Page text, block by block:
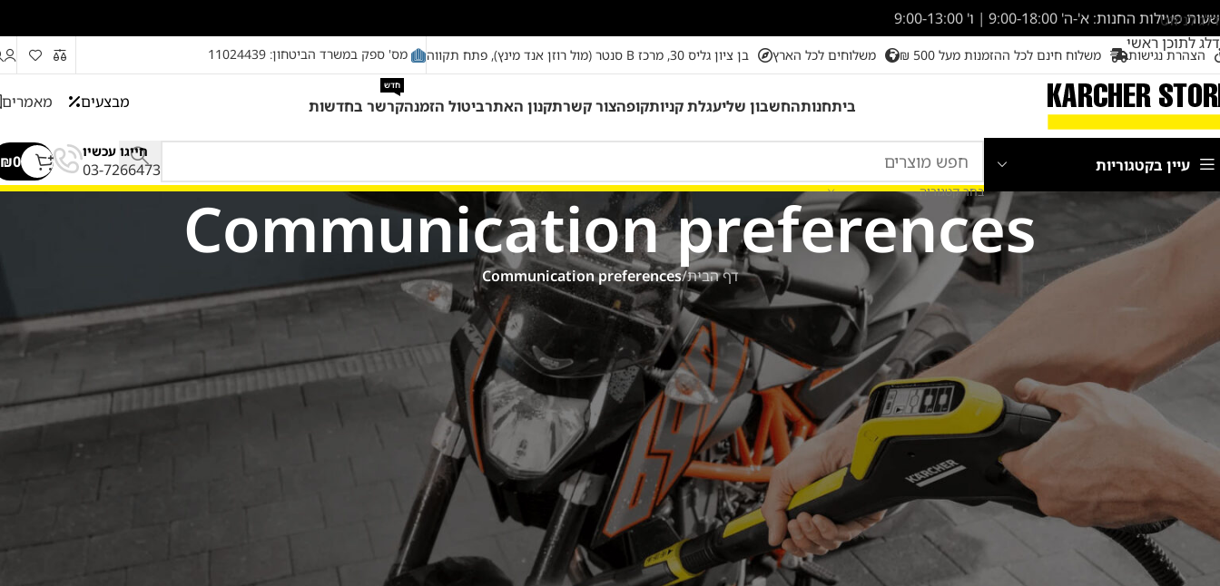
דלג לניווט
דלג לתוכן ראשי
שעות פעילות החנות: א'-ה' 9:00-18:00 | ו' 9:00-13:00
הצהרת נגישות משלוח חינם לכל ההזמנות מעל 500 ₪ משלוחים לכל הארץ בן ציון גליס 30, מרכז B סנטר (מול רוזן אנד מינץ), פתח תקווה מס' ספק במשרד הביטחון: 11024439
ביתחנותהחשבון שליעגלת קניותקופהצור קשרתקנון האתרביטול הזמנהקרשר בחדשות
חדש
מבצעים מאמרים
עיין בקטגוריות
בחר קטגוריה
חייגו עכשיו
03-7266473
₪0
Communication preferences
דף הבית/
Communication preferences
מוצרים
סט גומיות למכונת שטיפה